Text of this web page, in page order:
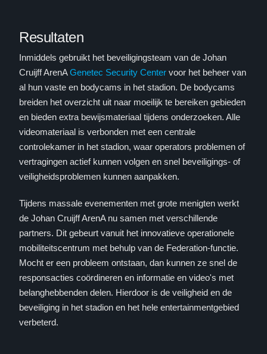
Resultaten
Inmiddels gebruikt het beveiligingsteam van de Johan
Cruijff ArenAGenetec Security Center voor het beheer van
al hun vaste en bodycams in het stadion. De bodycams
breiden het overzicht uit naar moeilijk te bereiken gebieden
en bieden extra bewijsmateriaal tijdens onderzoeken. Alle
videomateriaal is verbonden met een centrale
controlekamer in het stadion, waar operators problemen of
vertragingen actief kunnen volgen en snel beveiligings- of
veiligheidsproblemen kunnen aanpakken.
Tijdens massale evenementen met grote menigten werkt
de Johan Cruijff ArenA nu samen met verschillende
partners. Dit gebeurt vanuit het innovatieve operationele
mobiliteitscentrum met behulp van de Federation-functie.
Mocht er een probleem ontstaan, dan kunnen ze snel de
responsacties coördineren en informatie en video's met
belanghebbenden delen. Hierdoor is de veiligheid en de
beveiliging in het stadion en het hele entertainmentgebied
verbeterd.